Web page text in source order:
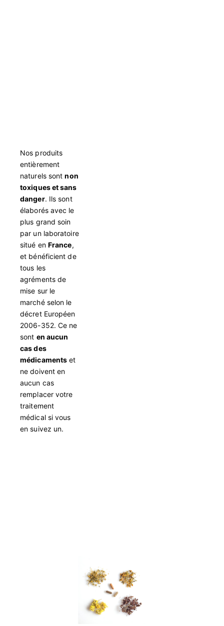
Nos produits
entièrement
naturels sontnon
toxiques et sans
danger. Ils sont
élaborés avec le
plus grand soin
par un laboratoire
situé en France,
et bénéficient de
tous les
agréments de
mise sur le
marché selon le
décret Européen
2006-352. Ce ne
sont en aucun
cas des
médicaments et
ne doivent en
aucun cas
remplacer votre
traitement
médical si vous
en suivez un.